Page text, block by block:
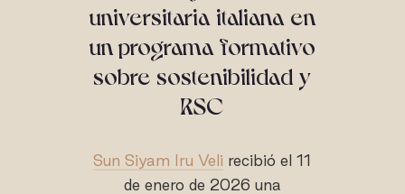
universitaria italiana en
un programa formativo
sobre sostenibilidad y
RSC
Sun Siyam Iru Veli recibió el 11
de enero de 2026 una